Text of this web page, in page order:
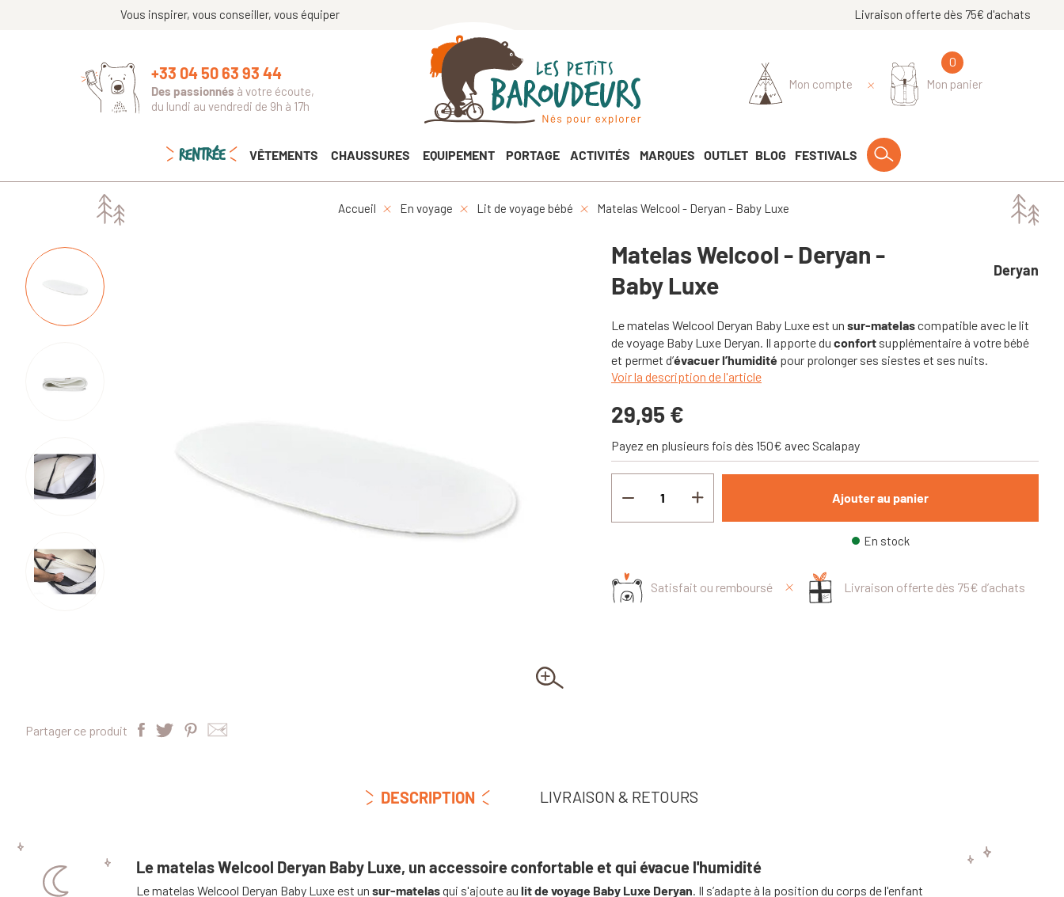
Vous inspirer, vous conseiller, vous équiper Livraison offerte dès 75€ d'achats
+33 04 50 63 93 44
Des passionnés à votre écoute,
du lundi au vendredi de 9h à 17h
Mon compte Mon panier
0
RENTRÉE VÊTEMENTS CHAUSSURES EQUIPEMENT PORTAGE ACTIVITÉS MARQUES OUTLET BLOG FESTIVALS
Accueil En voyage Lit de voyage bébé Matelas Welcool - Deryan - Baby Luxe
Partager ce produit
Matelas Welcool - Deryan -
Baby Luxe
Deryan
Le matelas Welcool Deryan Baby Luxe est un sur-matelascompatible avec le lit
de voyage Baby Luxe Deryan. Il apporte du confort supplémentaire à votre bébé
et permet d’évacuer l’humidité pour prolonger ses siestes et ses nuits.
Voir la description de l'article
29,95 €
Payez en plusieurs fois dès 150€ avec Scalapay
Ajouter au panier
En stock
Satisfait ou remboursé Livraison offerte dès 75€ d’achats
DESCRIPTION LIVRAISON & RETOURS
Le matelas Welcool Deryan Baby Luxe, un accessoire confortable et qui évacue l'humidité
Le matelas Welcool Deryan Baby Luxe est un sur-matelasqui s'ajoute au lit de voyage Baby Luxe Deryan . Il s’adapte à la position du corps de l'enfant